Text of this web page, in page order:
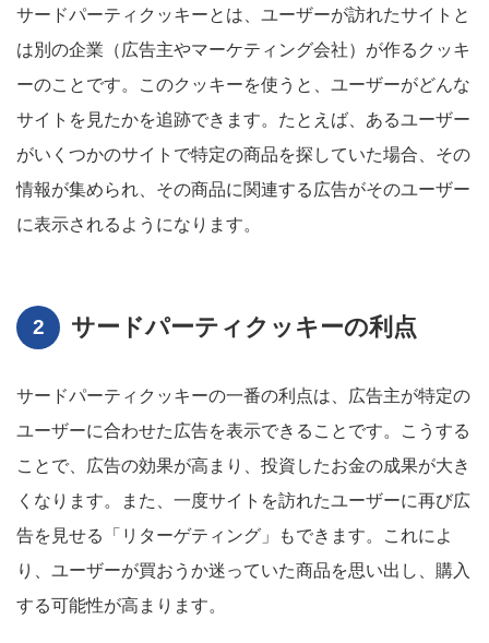
サードパーティクッキーとは、ユーザーが訪れたサイトと
は別の企業（広告主やマーケティング会社）が作るクッキ
ーのことです。このクッキーを使うと、ユーザーがどんな
サイトを見たかを追跡できます。たとえば、あるユーザー
がいくつかのサイトで特定の商品を探していた場合、その
情報が集められ、その商品に関連する広告がそのユーザー
に表示されるようになります。
サードパーティクッキーの利点
サードパーティクッキーの一番の利点は、広告主が特定の
ユーザーに合わせた広告を表示できることです。こうする
ことで、広告の効果が高まり、投資したお金の成果が大き
くなります。また、一度サイトを訪れたユーザーに再び広
告を見せる「リターゲティング」もできます。これによ
り、ユーザーが買おうか迷っていた商品を思い出し、購入
する可能性が高まります。